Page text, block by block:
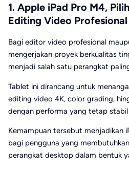
1. Apple iPad Pro M4,
Editing Video Profesional
Bagi editor video profesional
mengerjakan proyek berkualitas
menjadi salah satu perangkat
Tablet ini dirancang untuk
editing video 4K, color grading,
dengan performa yang tetap
Kemampuan tersebut menjadikan
bagi pengguna yang
perangkat desktop dalam bentuk